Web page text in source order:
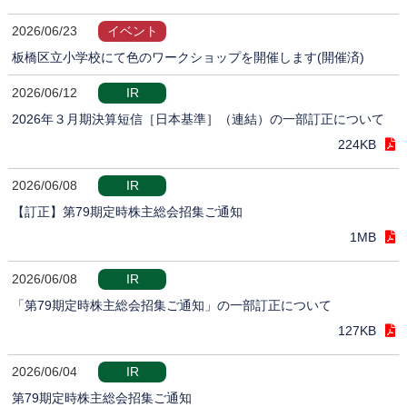
2026/06/23
イベント
板橋区立小学校にて色のワークショップを開催します(開催済)
2026/06/12
IR
2026年３月期決算短信［日本基準］（連結）の一部訂正について
224KB
2026/06/08
IR
【訂正】第79期定時株主総会招集ご通知
1MB
2026/06/08
IR
「第79期定時株主総会招集ご通知」の一部訂正について
127KB
2026/06/04
IR
第79期定時株主総会招集ご通知